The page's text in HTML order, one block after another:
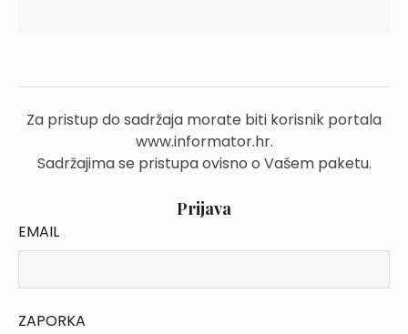
Za pristup do sadržaja morate biti korisnik portala
www.informator.hr.
Sadržajima se pristupa ovisno o Vašem paketu.
Prijava
EMAIL
ZAPORKA